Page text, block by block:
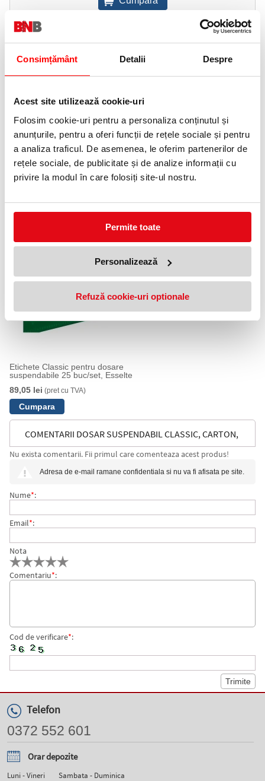
Consimțământ Detalii Despre
Acest site utilizează cookie-uri
Folosim cookie-uri pentru a personaliza conținutul și
anunțurile, pentru a oferi funcții de rețele sociale și pentru
a analiza traficul. De asemenea, le oferim partenerilor de
rețele sociale, de publicitate și de analize informații cu
privire la modul în care folosiți site-ul nostru.
Permite toate
Personalizează
Refuză cookie-uri optionale
0372 552 601
Format: A4.
Numar separatoare: 4.
Prevazut cu 4 separatoare pentru clasificarea mai multor
documente odata.
Acum de 10 ori mai puternic, datorita bazei ranforsate cu o banda
speciala si a carligelor de sustinere intarite.
Prevazut cu suport de eticheta din plastic transparent si etichete
de hartie, albe.
ACCESORII
PRODUSE SIMILARE
Etichete Classic pentru dosare
suspendabile 25 buc/set, Esselte
89,05 lei (pret cu TVA)
COMENTARII DOSAR SUSPENDABIL CLASSIC, CARTON,
PARTIAL RECICLAT, CERTIFICARE BLUE ANGEL,
ESSELTE
Nu exista comentarii. Fii primul care comenteaza acest produs!
Adresa de e-mail ramane confidentiala si nu va fi afisata pe site.
Nume*:
Email*:
Nota
Comentariu*:
Cod de verificare*:
Telefon
0372 552 601
Orar depozite
Luni - Vineri Sambata - Duminica